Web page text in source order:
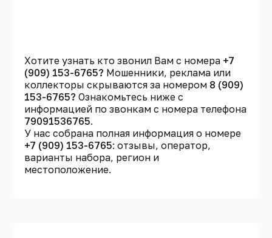
Хотите узнать кто звонил Вам с номера +7
(909) 153-6765? Мошенники, реклама или
коллекторы скрываются за номером 8 (909)
153-6765? Ознакомьтесь ниже с
информацией по звонкам с номера телефона
79091536765.
У нас собрана полная информация о номере
+7 (909) 153-6765: отзывы, оператор,
варианты набора, регион и
местоположение.